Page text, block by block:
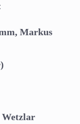
Markus
Wetzlar